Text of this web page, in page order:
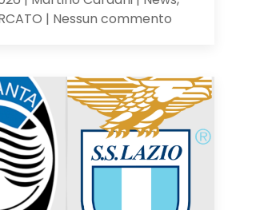
| Nessun commentosu
El
Bilal
resta
in
uscita:
Parma